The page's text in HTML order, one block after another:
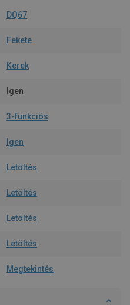
DQ67
Fekete
Kerek
Igen
3-funkciós
Igen
Letöltés
Letöltés
Letöltés
Letöltés
Megtekintés